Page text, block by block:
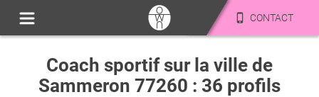
CONTACT
Coach sportif sur la ville de
Sammeron 77260 : 36 profils